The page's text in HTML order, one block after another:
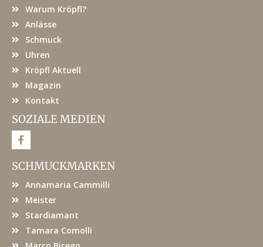
Warum Kröpfl?
Anlässe
Schmuck
Uhren
Kröpfl Aktuell
Magazin
Kontakt
SOZIALE MEDIEN
F
a
e
b
o
SCHMUCKMARKEN
Annamaria Cammilli
Meister
Stardiamant
Tamara Comolli